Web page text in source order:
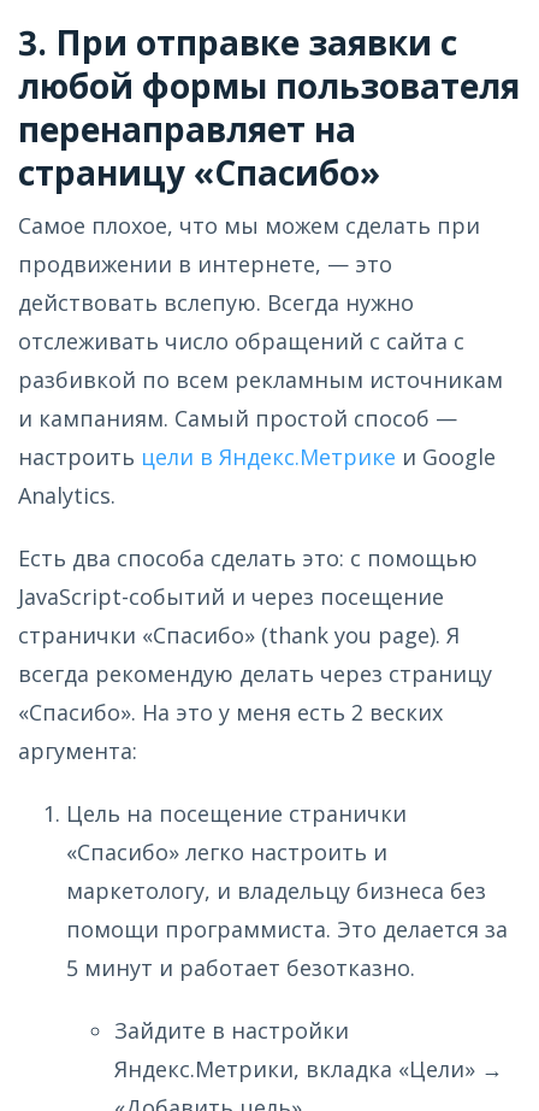
3. При отправке заявки с
любой формы пользователя
перенаправляет на
страницу «Спасибо»
Самое плохое, что мы можем сделать при
продвижении в интернете, — это
действовать вслепую. Всегда нужно
отслеживать число обращений с сайта с
разбивкой по всем рекламным источникам
и кампаниям. Самый простой способ —
настроить цели в Яндекс.Метрике и Google
Analytics.
Есть два способа сделать это: с помощью
JavaScript-событий и через посещение
странички «Спасибо» (thank you page). Я
всегда рекомендую делать через страницу
«Спасибо». На это у меня есть 2 веских
аргумента:
Цель на посещение странички
«Спасибо» легко настроить и
маркетологу, и владельцу бизнеса без
помощи программиста. Это делается за
5 минут и работает безотказно.
Зайдите в настройки
Яндекс.Метрики, вкладка «Цели» →